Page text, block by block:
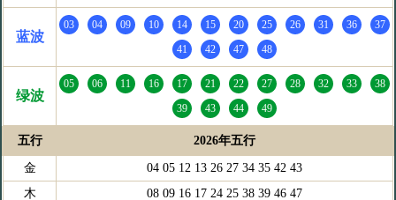
蓝波
03 04 09 10 14 15 20 25 26 31 36
37
41
42 47 48
绿波
05 06 11 16 17 21 22 27 28 32 33
38
39
43 44 49
五行 2026年五行
金
04 05 12 13 26 27 34 35 42 43
木
08 09 16 17 24 25 38 39 46 47